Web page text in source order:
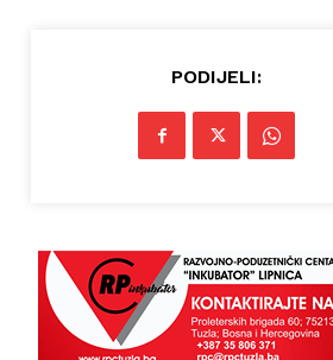
PODIJELI: